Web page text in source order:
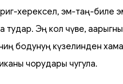
херексел, эм-таң-биле
тудар. Эң кол чүве,
бодунуң күзелинден
чорудары чугула.